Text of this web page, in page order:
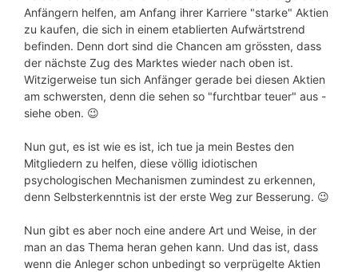
Anfängern helfen, am Anfang ihrer Karriere "starke" Aktien
zu kaufen, die sich in einem etablierten Aufwärtstrend
befinden. Denn dort sind die Chancen am grössten, dass
der nächste Zug des Marktes wieder nach oben ist.
Witzigerweise tun sich Anfänger gerade bei diesen Aktien
am schwersten, denn die sehen so "furchtbar teuer" aus -
siehe oben. 😉
Nun gut, es ist wie es ist, ich tue ja mein Bestes den
Mitgliedern zu helfen, diese völlig idiotischen
psychologischen Mechanismen zumindest zu erkennen,
denn Selbsterkenntnis ist der erste Weg zur Besserung. 😉
Nun gibt es aber noch eine andere Art und Weise, in der
man an das Thema heran gehen kann. Und das ist, dass
wenn die Anleger schon unbedingt so verprügelte Aktien